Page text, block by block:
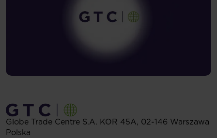
Globe Trade Centre S.A. KOR 45A, 02-146 Warszawa
Polska